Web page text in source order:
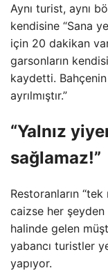
Aynı turist, aynı
kendisine “Sana
için 20 dakikan
garsonların
kaydetti.
ayrılmıştır.”
“Yalnız
sağlamaz!”
Restoranların “tek
caizse her
halinde gelen
yabancı turistler
yapıyor.